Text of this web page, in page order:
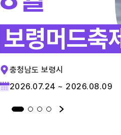
보령머드축
충청남도 보령시
2026.07.24 ~ 2026.08.09